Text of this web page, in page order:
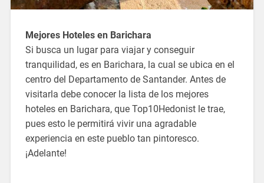
Mejores Hoteles en Barichara
Si busca un lugar para viajar y conseguir
tranquilidad, es en Barichara, la cual se ubica en el
centro del Departamento de Santander. Antes de
visitarla debe conocer la lista de los mejores
hoteles en Barichara, que Top10Hedonist le trae,
pues esto le permitirá vivir una agradable
experiencia en este pueblo tan pintoresco.
¡Adelante!